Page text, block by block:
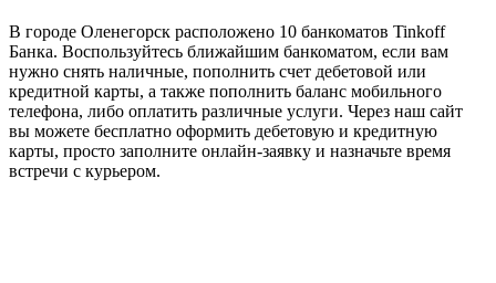
В городе Оленегорск расположено 10 банкоматов Tinkoff
Банка. Воспользуйтесь ближайшим банкоматом, если вам
нужно снять наличные, пополнить счет дебетовой или
кредитной карты, а также пополнить баланс мобильного
телефона, либо оплатить различные услуги. Через наш сайт
вы можете бесплатно оформить дебетовую и кредитную
карты, просто заполните онлайн-заявку и назначьте время
встречи с курьером.